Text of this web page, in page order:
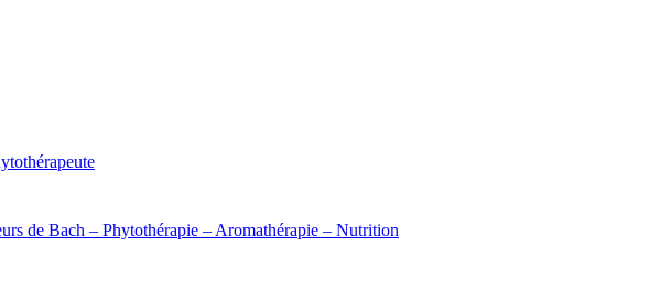
de Bach – Phytothérapie – Aromathérapie – Nutrition